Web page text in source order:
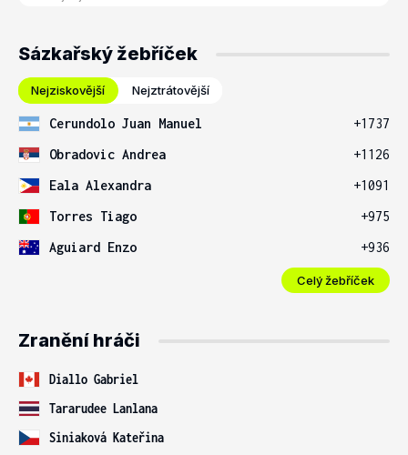
Sázkařský žebříček
Nejziskovější Nejztrátovější
Cerundolo Juan Manuel
+1737
Obradovic Andrea
+1126
Eala Alexandra
+1091
Torres Tiago
+975
Aguiard Enzo
+936
Celý žebříček
Zranění hráči
Diallo Gabriel
Tararudee Lanlana
Siniaková Kateřina